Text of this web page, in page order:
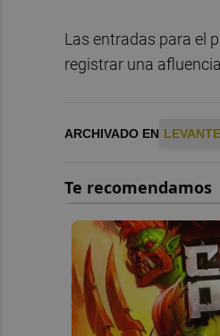
Las entradas para el
registrar una
ARCHIVADO EN